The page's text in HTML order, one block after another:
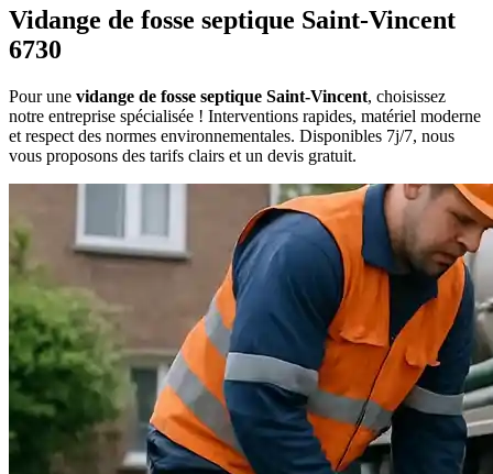
Vidange de fosse septique Saint-Vincent
6730
Pour une vidange de fosse septique Saint-Vincent, choisissez
notre entreprise spécialisée ! Interventions rapides, matériel moderne
et respect des normes environnementales. Disponibles 7j/7, nous
vous proposons des tarifs clairs et un devis gratuit.